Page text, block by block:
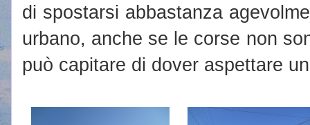
di spostarsi abbastanza
urbano, anche se le corse non
può capitare di dover aspettare